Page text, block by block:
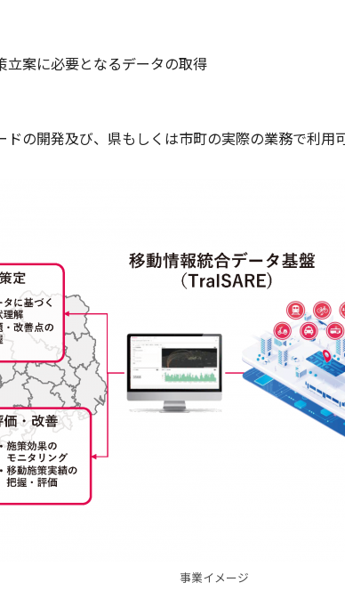
案に必要となるデータの取得
の開発及び、県もしくは市町の実際の業務で利用
事業イメージ